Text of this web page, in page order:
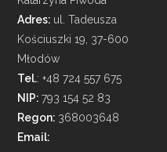
Adres: ul. Tadeusza
Kościuszki 19, 37-600
Młodów
Tel.: +48 724 557 675
NIP:793 154 52 83
Regon: 368003648
Email: